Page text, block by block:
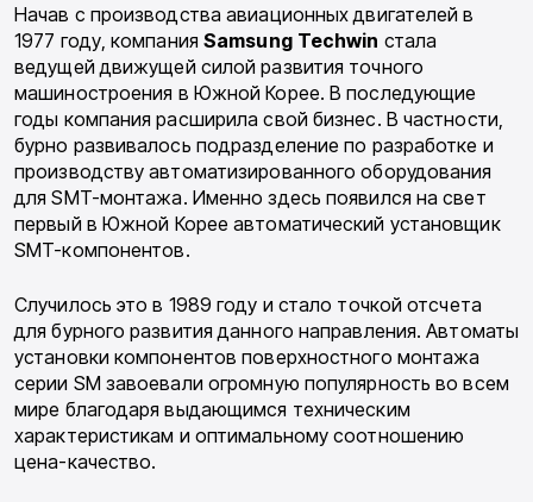
Начав с производства авиационных двигателей в
1977 году, компания Samsung Techwin стала
ведущей движущей силой развития точного
машиностроения в Южной Корее. В последующие
годы компания расширила свой бизнес. В частности,
бурно развивалось подразделение по разработке и
производству автоматизированного оборудования
для SMT-монтажа. Именно здесь появился на свет
первый в Южной Корее автоматический установщик
SMT-компонентов.
Случилось это в 1989 году и стало точкой отсчета
для бурного развития данного направления. Автоматы
установки компонентов поверхностного монтажа
серии SM завоевали огромную популярность во всем
мире благодаря выдающимся техническим
характеристикам и оптимальному соотношению
цена-качество.